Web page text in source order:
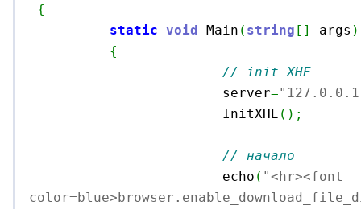
{
static void Main ( string [ ] args )
{
// init XHE
			server
=
			InitXHE
( ) ;
// начало
			echo
( "<hr><font